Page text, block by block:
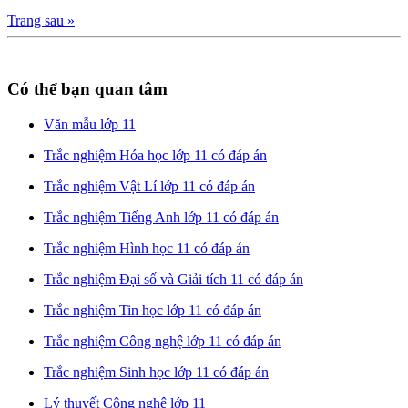
Trang sau »
Có thể bạn quan tâm
Văn mẫu lớp 11
Trắc nghiệm Hóa học lớp 11 có đáp án
Trắc nghiệm Vật Lí lớp 11 có đáp án
Trắc nghiệm Tiếng Anh lớp 11 có đáp án
Trắc nghiệm Hình học 11 có đáp án
Trắc nghiệm Đại số và Giải tích 11 có đáp án
Trắc nghiệm Tin học lớp 11 có đáp án
Trắc nghiệm Công nghệ lớp 11 có đáp án
Trắc nghiệm Sinh học lớp 11 có đáp án
Lý thuyết Công nghệ lớp 11